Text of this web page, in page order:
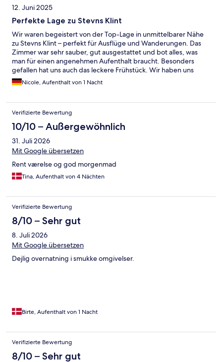
12. Juni 2025
Perfekte Lage zu Stevns Klint
Wir waren begeistert von der Top-Lage in unmittelbarer Nähe
zu Stevns Klint – perfekt für Ausflüge und Wanderungen. Das
Zimmer war sehr sauber, gut ausgestattet und bot alles, was
man für einen angenehmen Aufenthalt braucht. Besonders
gefallen hat uns auch das leckere Frühstück. Wir haben uns
wohlgefühlt und kommen im nächsten Urlaub gerne wieder!
Nicole, Aufenthalt von 1 Nacht
Verifizierte Bewertung
10/10 – Außergewöhnlich
31. Juli 2026
Mit Google übersetzen
Rent værelse og god morgenmad
Tina, Aufenthalt von 4 Nächten
Verifizierte Bewertung
8/10 – Sehr gut
8. Juli 2026
Mit Google übersetzen
Dejlig overnatning i smukke omgivelser.
Birte, Aufenthalt von 1 Nacht
Verifizierte Bewertung
8/10 – Sehr gut